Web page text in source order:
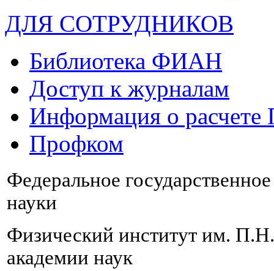
ДЛЯ СОТРУДНИКОВ
Библиотека ФИАН
Доступ к журналам
Информация о
Профком
Федеральное
науки
Физический институт им.
академии наук